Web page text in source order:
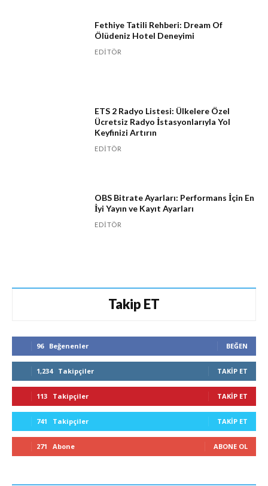
Fethiye Tatili Rehberi: Dream Of
Ölüdeniz Hotel Deneyimi
EDITÖR
ETS 2 Radyo Listesi: Ülkelere Özel
Ücretsiz Radyo İstasyonlarıyla Yol
Keyfinizi Artırın
EDITÖR
OBS Bitrate Ayarları: Performans İçin En
İyi Yayın ve Kayıt Ayarları
EDITÖR
Takip ET
96 Beğenenler BEĞEN
1,234 Takipçiler TAKIP ET
113 Takipçiler TAKIP ET
741 Takipçiler TAKIP ET
271 Abone ABONE OL